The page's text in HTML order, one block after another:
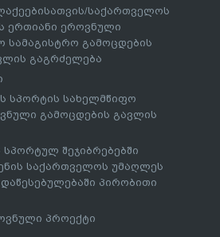
საქართველოს
ერთიანი ეროვნული
სამაგისტრო გამოცდების
გაგრძელება
სპორტის სახელმწიფო
გამოცდების გავლის
შეჯიბრებებში
საქართველოს უმაღლეს
პირობითი
პროექტი